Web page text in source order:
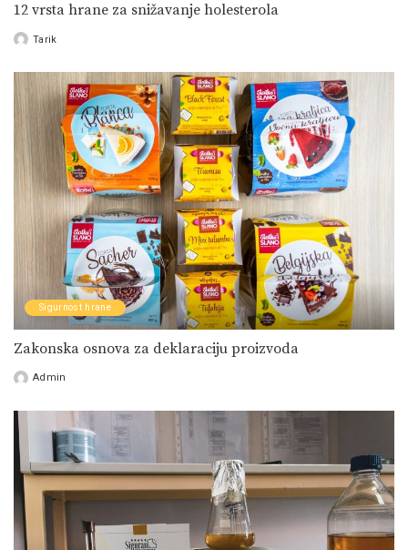
12 vrsta hrane za snižavanje holesterola
Posted
Tarik
Sigurnost hrane
Zakonska osnova za deklaraciju proizvoda
PostedAdmin